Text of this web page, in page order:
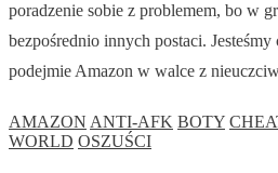
poradzenie sobie z problemem, bo w
bezpośrednio innych postaci.
podejmie Amazon w walce z
AMAZON ANTI-AFK BOTY
WORLD OSZUŚCI